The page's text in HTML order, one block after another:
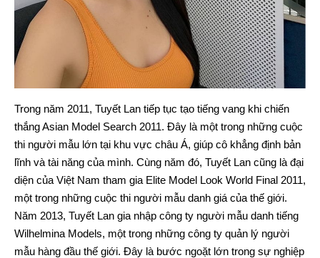
Trong năm 2011, Tuyết Lan tiếp tục tạo tiếng vang khi chiến
thắng Asian Model Search 2011. Đây là một trong những cuộc
thi người mẫu lớn tại khu vực châu Á, giúp cô khẳng định bản
lĩnh và tài năng của mình. Cùng năm đó, Tuyết Lan cũng là đại
diện của Việt Nam tham gia Elite Model Look World Final 2011,
một trong những cuộc thi người mẫu danh giá của thế giới.
Năm 2013, Tuyết Lan gia nhập công ty người mẫu danh tiếng
Wilhelmina Models, một trong những công ty quản lý người
mẫu hàng đầu thế giới. Đây là bước ngoặt lớn trong sự nghiệp